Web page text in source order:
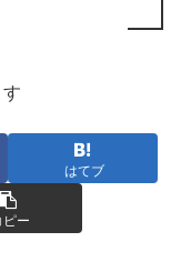
はてブ
ピー